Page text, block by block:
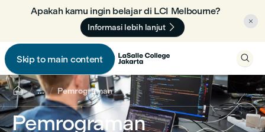
Apakah kamu ingin belajar di LCI Melbourne? 🇦🇺
Informasi lebih lanjut 

Skip to main content
 
 ... Pemrograman
Pemrograman